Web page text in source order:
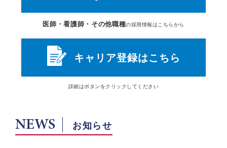
医師・看護師・その他職種の採用情報はこちらから
キャリア登録はこちら
詳細はボタン をクリックしてください
NEWS お知らせ